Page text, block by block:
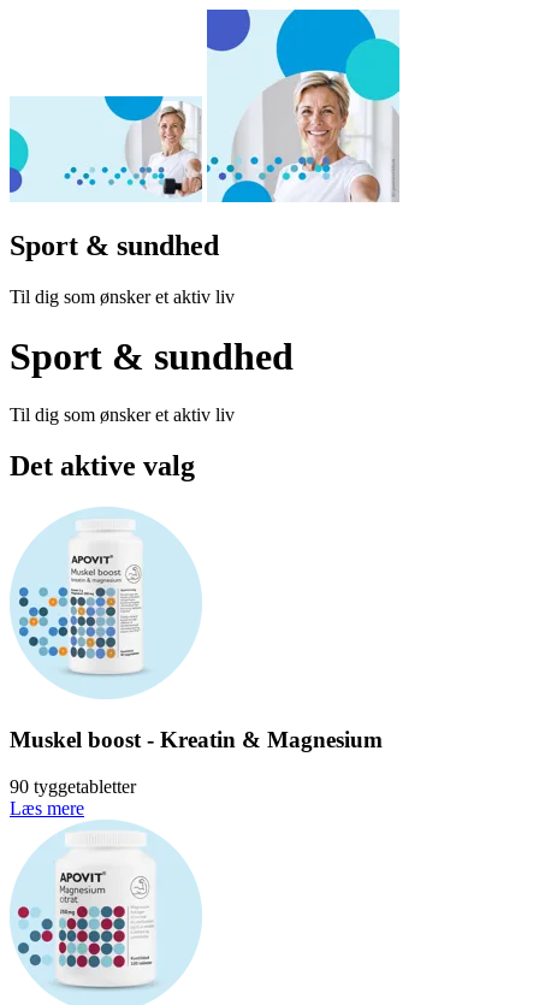
Sport & sund­hed
Til dig som ønsker et aktiv liv
Sport & sund­hed
Til dig som ønsker et aktiv liv
Det aktive valg
Muskel boost - Kreatin & Magnesium
90 tyggetabletter
Læs mere